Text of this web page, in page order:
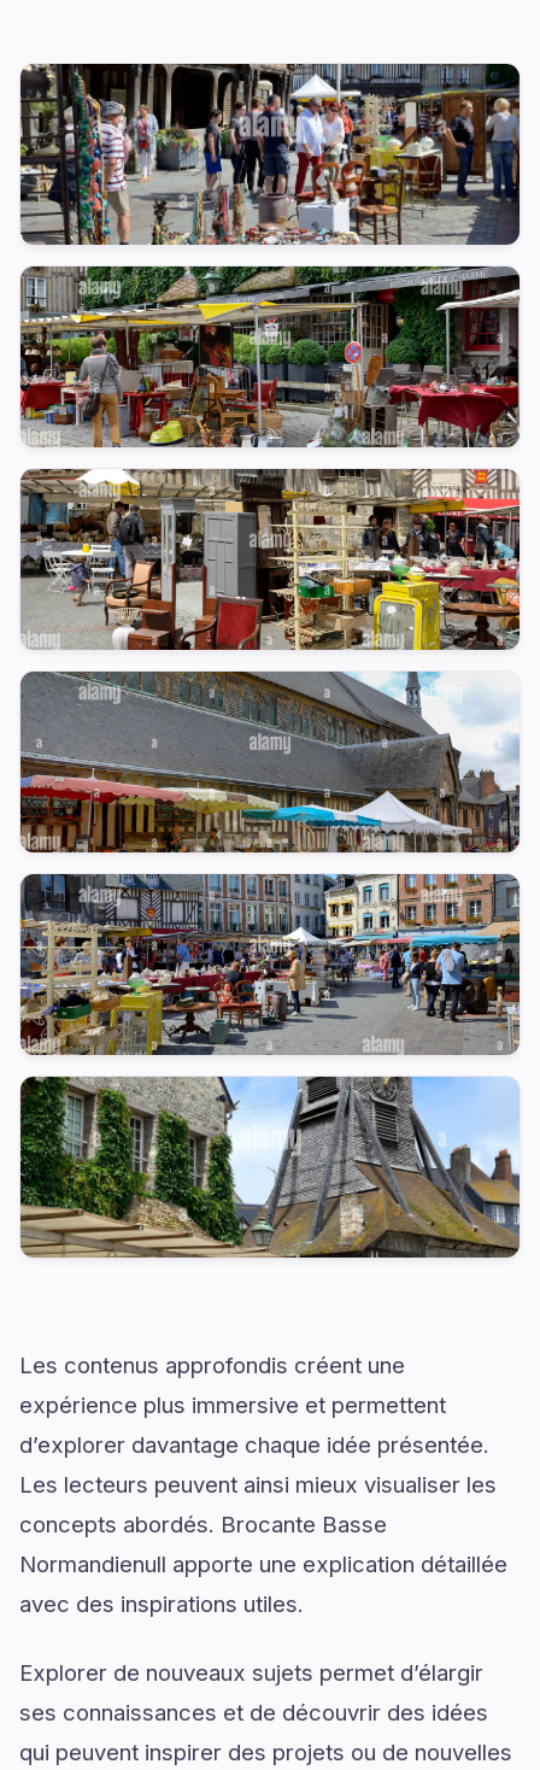
Les contenus approfondis créent une
expérience plus immersive et permettent
d’explorer davantage chaque idée présentée.
Les lecteurs peuvent ainsi mieux visualiser les
concepts abordés. Brocante Basse
Normandienull apporte une explication détaillée
avec des inspirations utiles.
Explorer de nouveaux sujets permet d’élargir
ses connaissances et de découvrir des idées
qui peuvent inspirer des projets ou de nouvelles